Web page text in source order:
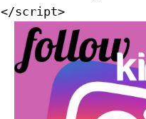
</script>